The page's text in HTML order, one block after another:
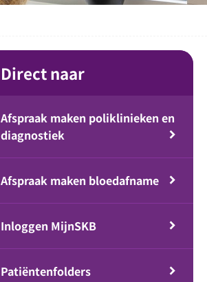
Direct naar
Afspraak maken poliklinieken en
diagnostiek
Afspraak maken bloedafname
Inloggen MijnSKB
Patiëntenfolders